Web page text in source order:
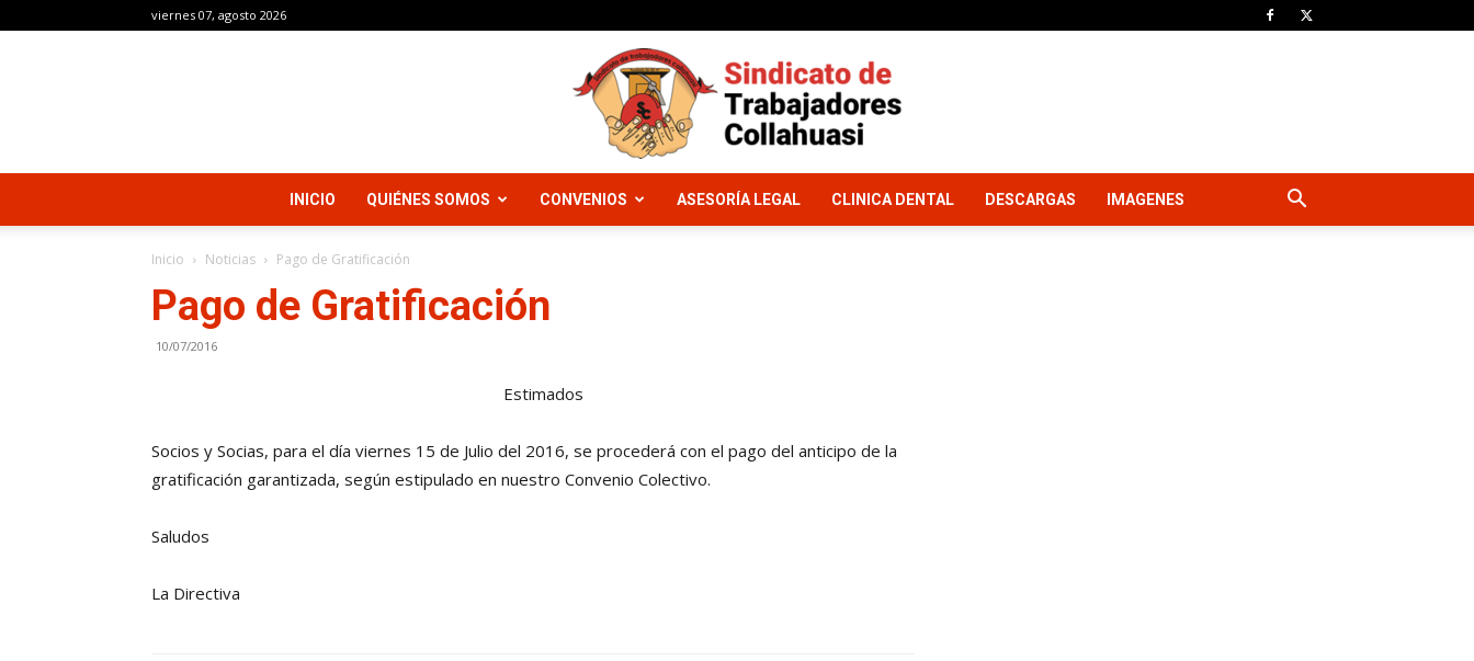
viernes 07, agosto 2026
Sindicato
INICIO QUIÉNES SOMOS CONVENIOS ASESORÍA LEGAL CLINICA DENTAL DESCARGAS IMAGENES
Inicio Noticias Pago de Gratificación
Pago de Gratificación
10/07/2016
Estimados
Socios y Socias, para el día viernes 15 de Julio del 2016, se procederá con el pago del anticipo de la
gratificación garantizada, según estipulado en nuestro Convenio Colectivo.
Saludos
La Directiva